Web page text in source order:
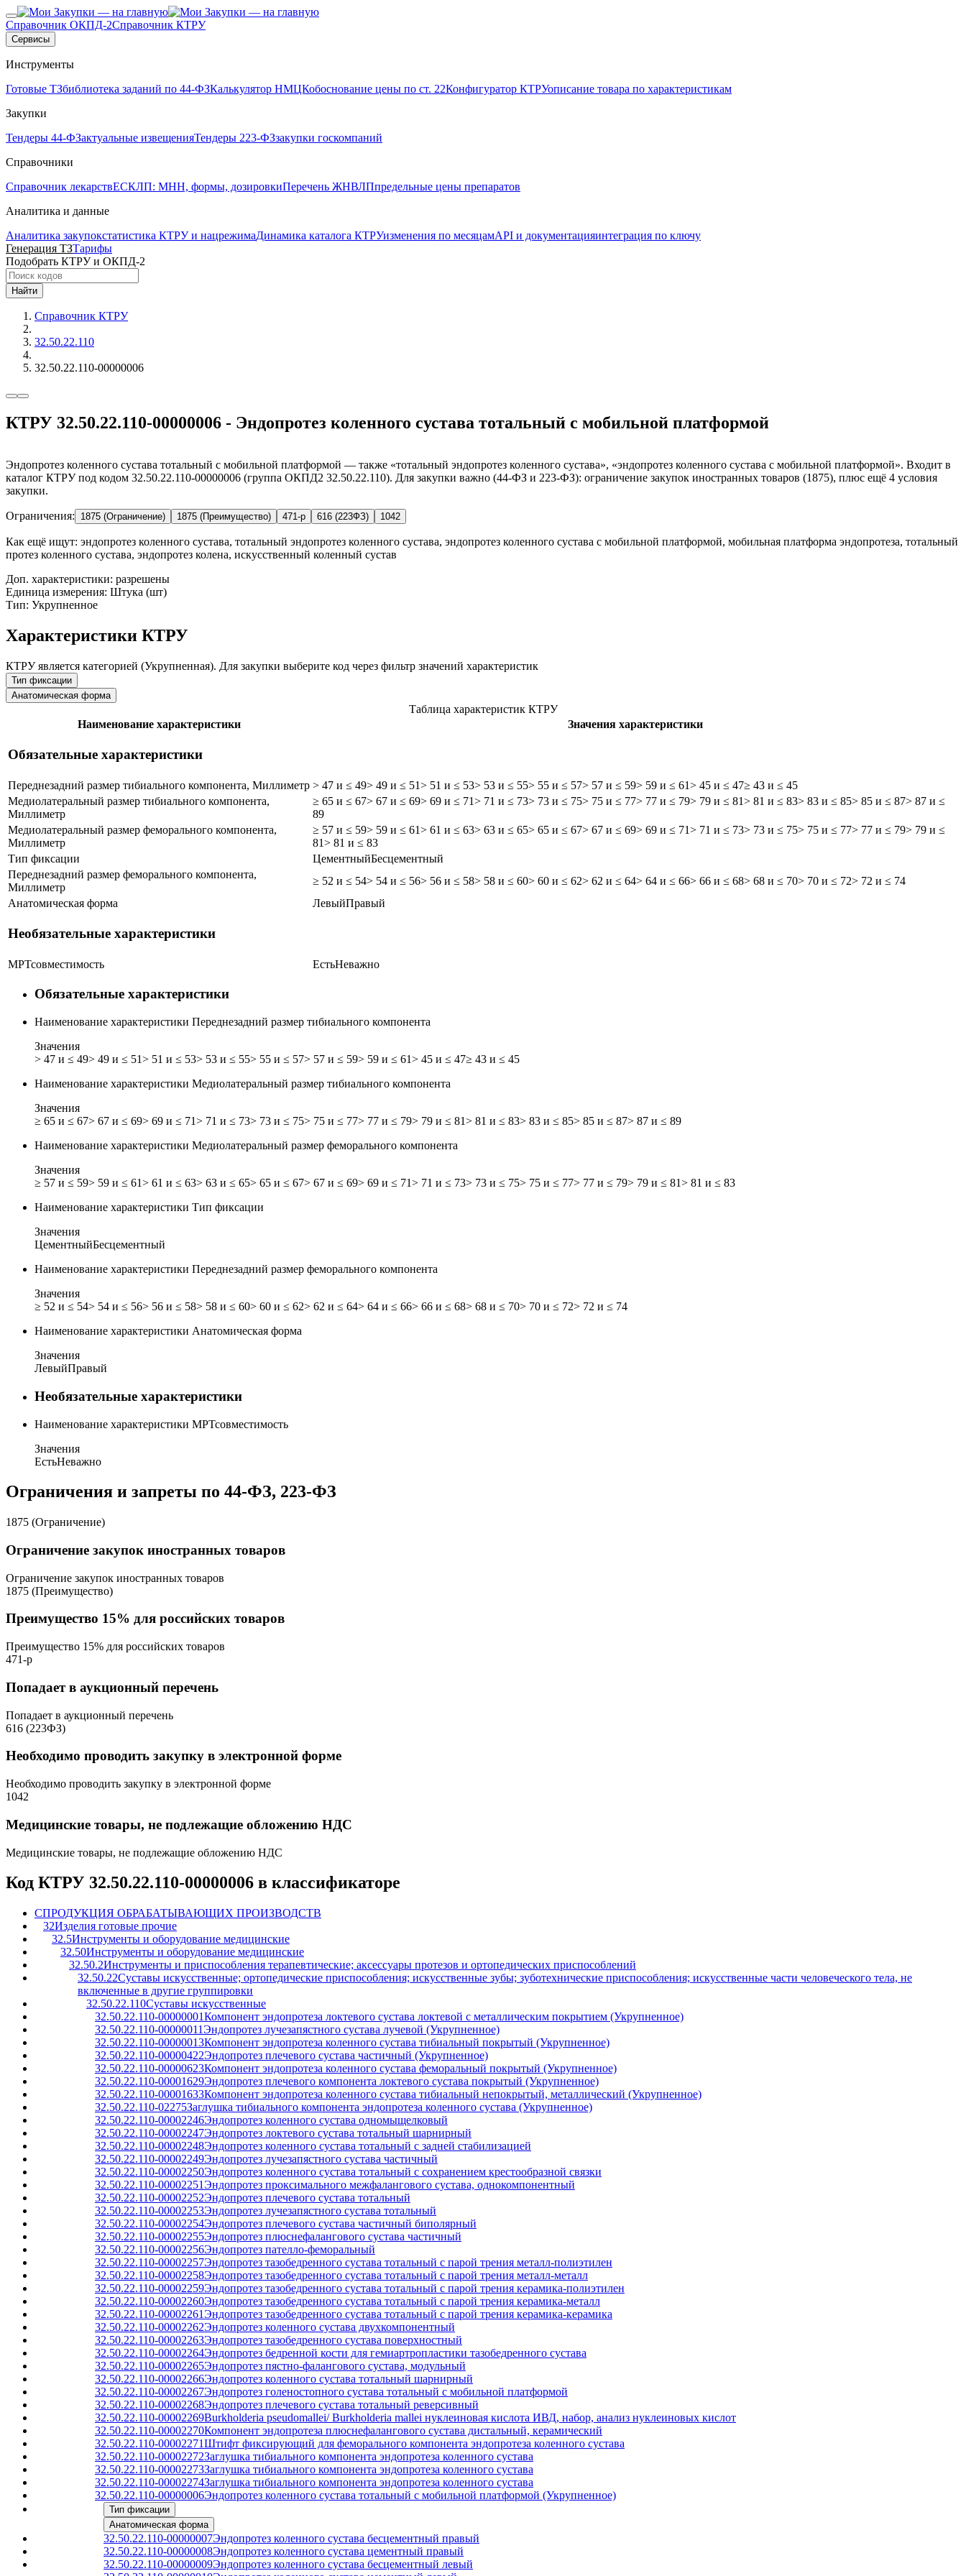
Справочник ОКПД-2Справочник КТРУ
Сервисы
Инструменты
Готовые ТЗбиблиотека заданий по 44-ФЗКалькулятор НМЦКобоснование цены по ст. 22Конфигуратор КТРУописание товара по характеристикам
Закупки
Тендеры 44-ФЗактуальные извещенияТендеры 223-ФЗзакупки госкомпаний
Справочники
Справочник лекарствЕСКЛП: МНН, формы, дозировкиПеречень ЖНВЛПпредельные цены препаратов
Аналитика и данные
Аналитика закупокстатистика КТРУ и нацрежимаДинамика каталога КТРУизменения по месяцамAPI и документацияинтеграция по ключу
Генерация ТЗТарифы
Подобрать КТРУ и ОКПД-2
Найти
Справочник КТРУ
32.50.22.110
32.50.22.110-00000006
КТРУ 32.50.22.110-00000006 - Эндопротез коленного сустава тотальный с мобильной платформой
Эндопротез коленного сустава тотальный с мобильной платформой — также «тотальный эндопротез коленного сустава», «эндопротез коленного сустава с мобильной платформой». Входит в
каталог КТРУ под кодом 32.50.22.110-00000006 (группа ОКПД2 32.50.22.110). Для закупки важно (44-ФЗ и 223-ФЗ): ограничение закупок иностранных товаров (1875), плюс ещё 4 условия
закупки.
Ограничения: 1875 (Ограничение) 1875 (Преимущество) 471-р 616 (223ФЗ) 1042
Как ещё ищут: эндопротез коленного сустава, тотальный эндопротез коленного сустава, эндопротез коленного сустава с мобильной платформой, мобильная платформа эндопротеза, тотальный
протез коленного сустава, эндопротез колена, искусственный коленный сустав
Доп. характеристики: разрешены
Единица измерения: Штука (шт)
Тип: Укрупненное
Характеристики КТРУ
КТРУ является категорией (Укрупненная). Для закупки выберите код через фильтр значений характеристик
Тип фиксации
Анатомическая форма
Таблица характеристик КТРУ
Наименование характеристики
Значения характеристики
Обязательные характеристики
Переднезадний размер тибиального компонента, Миллиметр > 47 и ≤ 49> 49 и ≤ 51> 51 и ≤ 53> 53 и ≤ 55> 55 и ≤ 57> 57 и ≤ 59> 59 и ≤ 61> 45 и ≤ 47≥ 43 и ≤ 45
Медиолатеральный размер тибиального компонента,
Миллиметр
≥ 65 и ≤ 67> 67 и ≤ 69> 69 и ≤ 71> 71 и ≤ 73> 73 и ≤ 75> 75 и ≤ 77> 77 и ≤ 79> 79 и ≤ 81> 81 и ≤ 83> 83 и ≤ 85> 85 и ≤ 87> 87 и ≤
89
Медиолатеральный размер феморального компонента,
Миллиметр
≥ 57 и ≤ 59> 59 и ≤ 61> 61 и ≤ 63> 63 и ≤ 65> 65 и ≤ 67> 67 и ≤ 69> 69 и ≤ 71> 71 и ≤ 73> 73 и ≤ 75> 75 и ≤ 77> 77 и ≤ 79> 79 и ≤
81> 81 и ≤ 83
Тип фиксации
ЦементныйБесцементный
Переднезадний размер феморального компонента,
Миллиметр
≥ 52 и ≤ 54> 54 и ≤ 56> 56 и ≤ 58> 58 и ≤ 60> 60 и ≤ 62> 62 и ≤ 64> 64 и ≤ 66> 66 и ≤ 68> 68 и ≤ 70> 70 и ≤ 72> 72 и ≤ 74
Анатомическая форма
ЛевыйПравый
Необязательные характеристики
МРТсовместимость ЕстьНеважно
Обязательные характеристики
Наименование характеристики Переднезадний размер тибиального компонента
Значения
> 47 и ≤ 49> 49 и ≤ 51> 51 и ≤ 53> 53 и ≤ 55> 55 и ≤ 57> 57 и ≤ 59> 59 и ≤ 61> 45 и ≤ 47≥ 43 и ≤ 45
Наименование характеристики Медиолатеральный размер тибиального компонента
Значения
≥ 65 и ≤ 67> 67 и ≤ 69> 69 и ≤ 71> 71 и ≤ 73> 73 и ≤ 75> 75 и ≤ 77> 77 и ≤ 79> 79 и ≤ 81> 81 и ≤ 83> 83 и ≤ 85> 85 и ≤ 87> 87 и ≤ 89
Наименование характеристики Медиолатеральный размер феморального компонента
Значения
≥ 57 и ≤ 59> 59 и ≤ 61> 61 и ≤ 63> 63 и ≤ 65> 65 и ≤ 67> 67 и ≤ 69> 69 и ≤ 71> 71 и ≤ 73> 73 и ≤ 75> 75 и ≤ 77> 77 и ≤ 79> 79 и ≤ 81> 81 и ≤ 83
Наименование характеристики Тип фиксации
Значения
ЦементныйБесцементный
Наименование характеристики Переднезадний размер феморального компонента
Значения
≥ 52 и ≤ 54> 54 и ≤ 56> 56 и ≤ 58> 58 и ≤ 60> 60 и ≤ 62> 62 и ≤ 64> 64 и ≤ 66> 66 и ≤ 68> 68 и ≤ 70> 70 и ≤ 72> 72 и ≤ 74
Наименование характеристики Анатомическая форма
Значения
ЛевыйПравый
Необязательные характеристики
Наименование характеристики МРТсовместимость
Значения
ЕстьНеважно
Ограничения и запреты по 44-ФЗ, 223-ФЗ
1875 (Ограничение)
Ограничение закупок иностранных товаров
Ограничение закупок иностранных товаров
1875 (Преимущество)
Преимущество 15% для российских товаров
Преимущество 15% для российских товаров
471-р
Попадает в аукционный перечень
Попадает в аукционный перечень
616 (223ФЗ)
Необходимо проводить закупку в электронной форме
Необходимо проводить закупку в электронной форме
1042
Медицинские товары, не подлежащие обложению НДС
Медицинские товары, не подлежащие обложению НДС
Код КТРУ 32.50.22.110-00000006 в классификаторе
CПРОДУКЦИЯ ОБРАБАТЫВАЮЩИХ ПРОИЗВОДСТВ
32Изделия готовые прочие
32.5Инструменты и оборудование медицинские
32.50Инструменты и оборудование медицинские
32.50.2Инструменты и приспособления терапевтические; аксессуары протезов и ортопедических приспособлений
32.50.22Суставы искусственные; ортопедические приспособления; искусственные зубы; зуботехнические приспособления; искусственные части человеческого тела, не
включенные в другие группировки
32.50.22.110Суставы искусственные
32.50.22.110-00000001Компонент эндопротеза локтевого сустава локтевой с металлическим покрытием (Укрупненное)
32.50.22.110-00000011Эндопротез лучезапястного сустава лучевой (Укрупненное)
32.50.22.110-00000013Компонент эндопротеза коленного сустава тибиальный покрытый (Укрупненное)
32.50.22.110-00000422Эндопротез плечевого сустава частичный (Укрупненное)
32.50.22.110-00000623Компонент эндопротеза коленного сустава феморальный покрытый (Укрупненное)
32.50.22.110-00001629Эндопротез плечевого компонента локтевого сустава покрытый (Укрупненное)
32.50.22.110-00001633Компонент эндопротеза коленного сустава тибиальный непокрытый, металлический (Укрупненное)
32.50.22.110-02275Заглушка тибиального компонента эндопротеза коленного сустава (Укрупненное)
32.50.22.110-00002246Эндопротез коленного сустава одномыщелковый
32.50.22.110-00002247Эндопротез локтевого сустава тотальный шарнирный
32.50.22.110-00002248Эндопротез коленного сустава тотальный с задней стабилизацией
32.50.22.110-00002249Эндопротез лучезапястного сустава частичный
32.50.22.110-00002250Эндопротез коленного сустава тотальный с сохранением крестообразной связки
32.50.22.110-00002251Эндопротез проксимального межфалангового сустава, однокомпонентный
32.50.22.110-00002252Эндопротез плечевого сустава тотальный
32.50.22.110-00002253Эндопротез лучезапястного сустава тотальный
32.50.22.110-00002254Эндопротез плечевого сустава частичный биполярный
32.50.22.110-00002255Эндопротез плюснефалангового сустава частичный
32.50.22.110-00002256Эндопротез пателло-феморальный
32.50.22.110-00002257Эндопротез тазобедренного сустава тотальный с парой трения металл-полиэтилен
32.50.22.110-00002258Эндопротез тазобедренного сустава тотальный с парой трения металл-металл
32.50.22.110-00002259Эндопротез тазобедренного сустава тотальный с парой трения керамика-полиэтилен
32.50.22.110-00002260Эндопротез тазобедренного сустава тотальный с парой трения керамика-металл
32.50.22.110-00002261Эндопротез тазобедренного сустава тотальный с парой трения керамика-керамика
32.50.22.110-00002262Эндопротез коленного сустава двухкомпонентный
32.50.22.110-00002263Эндопротез тазобедренного сустава поверхностный
32.50.22.110-00002264Эндопротез бедренной кости для гемиартропластики тазобедренного сустава
32.50.22.110-00002265Эндопротез пястно-фалангового сустава, модульный
32.50.22.110-00002266Эндопротез коленного сустава тотальный шарнирный
32.50.22.110-00002267Эндопротез голеностопного сустава тотальный с мобильной платформой
32.50.22.110-00002268Эндопротез плечевого сустава тотальный реверсивный
32.50.22.110-00002269Burkholderia pseudomallei/ Burkholderia mallei нуклеиновая кислота ИВД, набор, анализ нуклеиновых кислот
32.50.22.110-00002270Компонент эндопротеза плюснефалангового сустава дистальный, керамический
32.50.22.110-00002271Штифт фиксирующий для феморального компонента эндопротеза коленного сустава
32.50.22.110-00002272Заглушка тибиального компонента эндопротеза коленного сустава
32.50.22.110-00002273Заглушка тибиального компонента эндопротеза коленного сустава
32.50.22.110-00002274Заглушка тибиального компонента эндопротеза коленного сустава
32.50.22.110-00000006Эндопротез коленного сустава тотальный с мобильной платформой (Укрупненное)
Тип фиксации
Анатомическая форма
32.50.22.110-00000007Эндопротез коленного сустава бесцементный правый
32.50.22.110-00000008Эндопротез коленного сустава цементный правый
32.50.22.110-00000009Эндопротез коленного сустава бесцементный левый